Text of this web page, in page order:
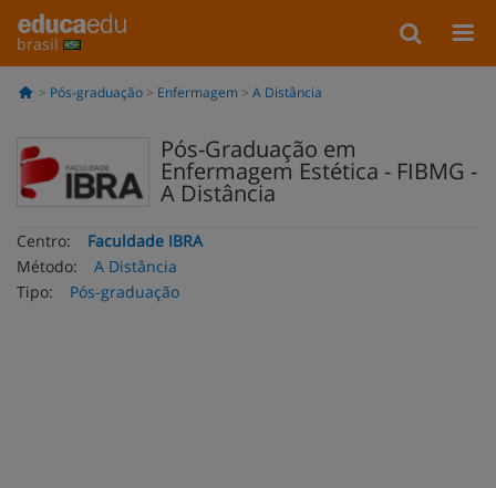
brasil
Pós-graduação Enfermagem A Distância
Pós-Graduação em
Enfermagem Estética - FIBMG -
A Distância
Centro:
Faculdade IBRA
Método:
A Distância
Tipo:
Pós-graduação